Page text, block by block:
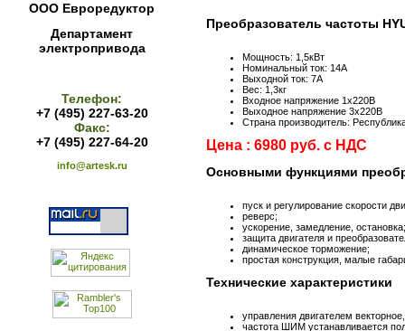
ООО Евроредуктор
Департамент
электропривода
Телефон:
+7 (495) 227-63-20
Факс:
+7 (495) 227-64-20
info@artesk.ru
Преобразователь частоты
Мощность: 1,5кВт
Номинальный ток: 14А
Выходной ток: 7А
Вес: 1,3кг
Входное напряжение 1х220В
Выходное напряжение 3х220В
Страна производитель:
Цена : 6980 руб. с НДС
Основными функциями
пуск и регулирование скорости
реверс;
ускорение, замедление, остановка;
защита двигателя и
динамическое торможение;
простая конструкция, малые
Технические характеристики
управления двигателем
частота ШИМ устанавливается